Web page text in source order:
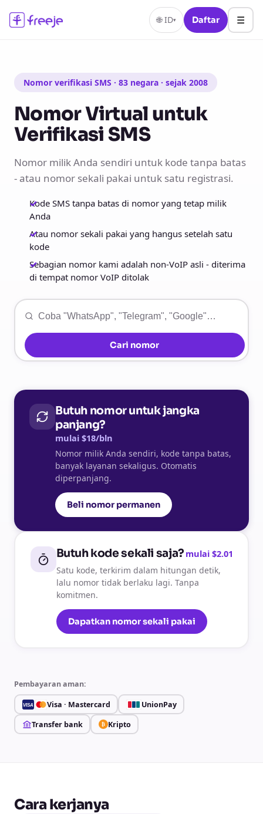
🌐ID▾ Daftar ☰
Nomor verifikasi SMS · 83 negara · sejak 2008
Nomor Virtual untuk
Verifikasi SMS
Nomor milik Anda sendiri untuk kode tanpa batas
- atau nomor sekali pakai untuk satu registrasi.
Kode SMS tanpa batas di nomor yang tetap milik
Anda
Atau nomor sekali pakai yang hangus setelah satu
kode
Sebagian nomor kami adalah non-VoIP asli - diterima
di tempat nomor VoIP ditolak
Cari nomor
Butuh nomor untuk jangka
panjang?
mulai $18/bln
Nomor milik Anda sendiri, kode tanpa batas,
banyak layanan sekaligus. Otomatis
diperpanjang.
Beli nomor permanen
Butuh kode sekali saja? mulai $2.01
Satu kode, terkirim dalam hitungan detik,
lalu nomor tidak berlaku lagi. Tanpa
komitmen.
Dapatkan nomor sekali pakai
Pembayaran aman:
VISA Visa · Mastercard
UnionPay
Transfer bank
₿ Kripto
Cara kerjanya